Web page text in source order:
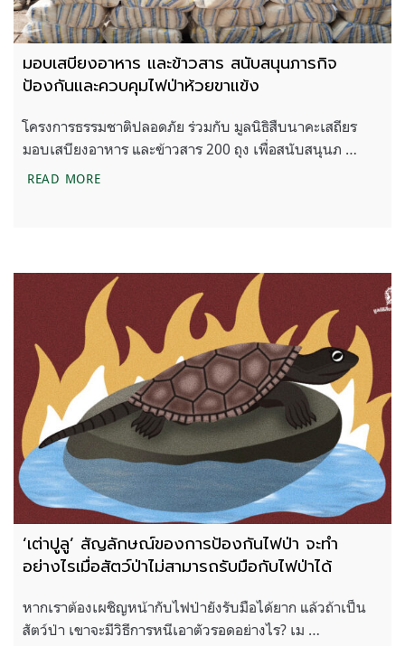
มอบเสบียงอาหาร และข้าวสาร สนับสนุนภารกิจ
ป้องกันและควบคุมไฟป่าห้วยขาแข้ง
โครงการธรรมชาติปลอดภัย ร่วมกับ มูลนิธิสืบนาคะเสถียร
มอบเสบียงอาหาร และข้าวสาร 200 ถุง เพื่อสนับสนุนภ …
READ MOREมอบเสบียงอาหาร และข้าวสาร สนับสนุนภารกิจป้อง
‘เต่าปูลู’ สัญลักษณ์ของการป้องกันไฟป่า จะทำ
อย่างไรเมื่อสัตว์ป่าไม่สามารถรับมือกับไฟป่าได้
หากเราต้องเผชิญหน้ากับไฟป่ายังรับมือได้ยาก แล้วถ้าเป็น
สัตว์ป่า เขาจะมีวิธีการหนีเอาตัวรอดอย่างไร? เม …